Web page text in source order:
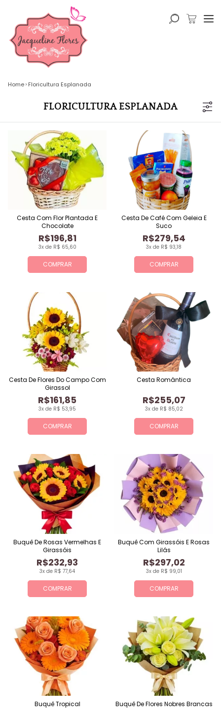
Home Floricultura Esplanada
FLORICULTURA ESPLANADA
COMPRAR
3x de R$ 65,60
R$196,81
Cesta Com Flor Plantada E
Chocolate
COMPRAR
3x de R$ 93,18
R$279,54
Cesta De Café Com Geleia E
Suco
COMPRAR
3x de R$ 53,95
R$161,85
Cesta De Flores Do Campo Com
Girassol
COMPRAR
3x de R$ 85,02
R$255,07
Cesta Romântica
COMPRAR
3x de R$ 77,64
R$232,93
Buquê De Rosas Vermelhas E
Girassóis
COMPRAR
3x de R$ 99,01
R$297,02
Buquê Com Girassóis E Rosas
Lilás
Buquê Tropical Buquê De Flores Nobres Brancas